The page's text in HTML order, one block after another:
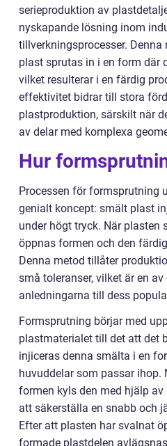
serieproduktion av
nyskapande lösning inom
tillverkningsprocesser.
plast sprutas in i en form där
vilket resulterar i en färdig
effektivitet bidrar till stora
plastproduktion, särskilt när
av delar med komplexa
Hur
Processen för formsprutning
genialt koncept: smält plast
under högt tryck. När plasten
öppnas formen och den
Denna metod tillåter
små toleranser, vilket är en
anledningarna till dess
Formsprutning börjar med
plastmaterialet till det att det
injiceras denna smälta i en
huvuddelar som passar ihop.
formen kyls den med hjälp
att säkerställa en snabb och
Efter att plasten har svalnat
formade plastdelen